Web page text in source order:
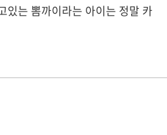
있는 뽐까이라는 아이는 정말 카